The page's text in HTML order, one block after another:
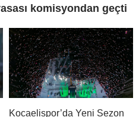
komisyondan geçti
Kocaelispor’da Yeni Sezon